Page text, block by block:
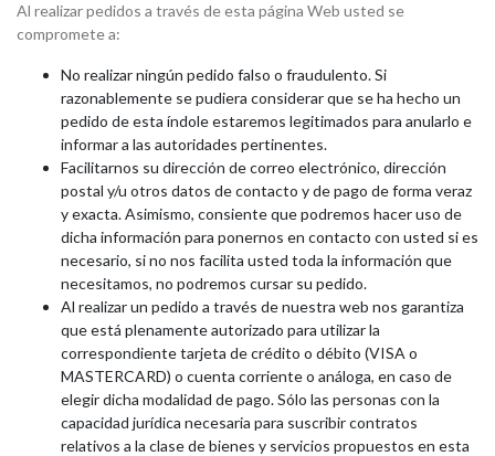
Al realizar pedidos a través de esta página Web usted se
compromete a:
No realizar ningún pedido falso o fraudulento. Si
razonablemente se pudiera considerar que se ha hecho un
pedido de esta índole estaremos legitimados para anularlo e
informar a las autoridades pertinentes.
Facilitarnos su dirección de correo electrónico, dirección
postal y/u otros datos de contacto y de pago de forma veraz
y exacta. Asimismo, consiente que podremos hacer uso de
dicha información para ponernos en contacto con usted si es
necesario, si no nos facilita usted toda la información que
necesitamos, no podremos cursar su pedido.
Al realizar un pedido a través de nuestra web nos garantiza
que está plenamente autorizado para utilizar la
correspondiente tarjeta de crédito o débito (VISA o
MASTERCARD) o cuenta corriente o análoga, en caso de
elegir dicha modalidad de pago. Sólo las personas con la
capacidad jurídica necesaria para suscribir contratos
relativos a la clase de bienes y servicios propuestos en esta